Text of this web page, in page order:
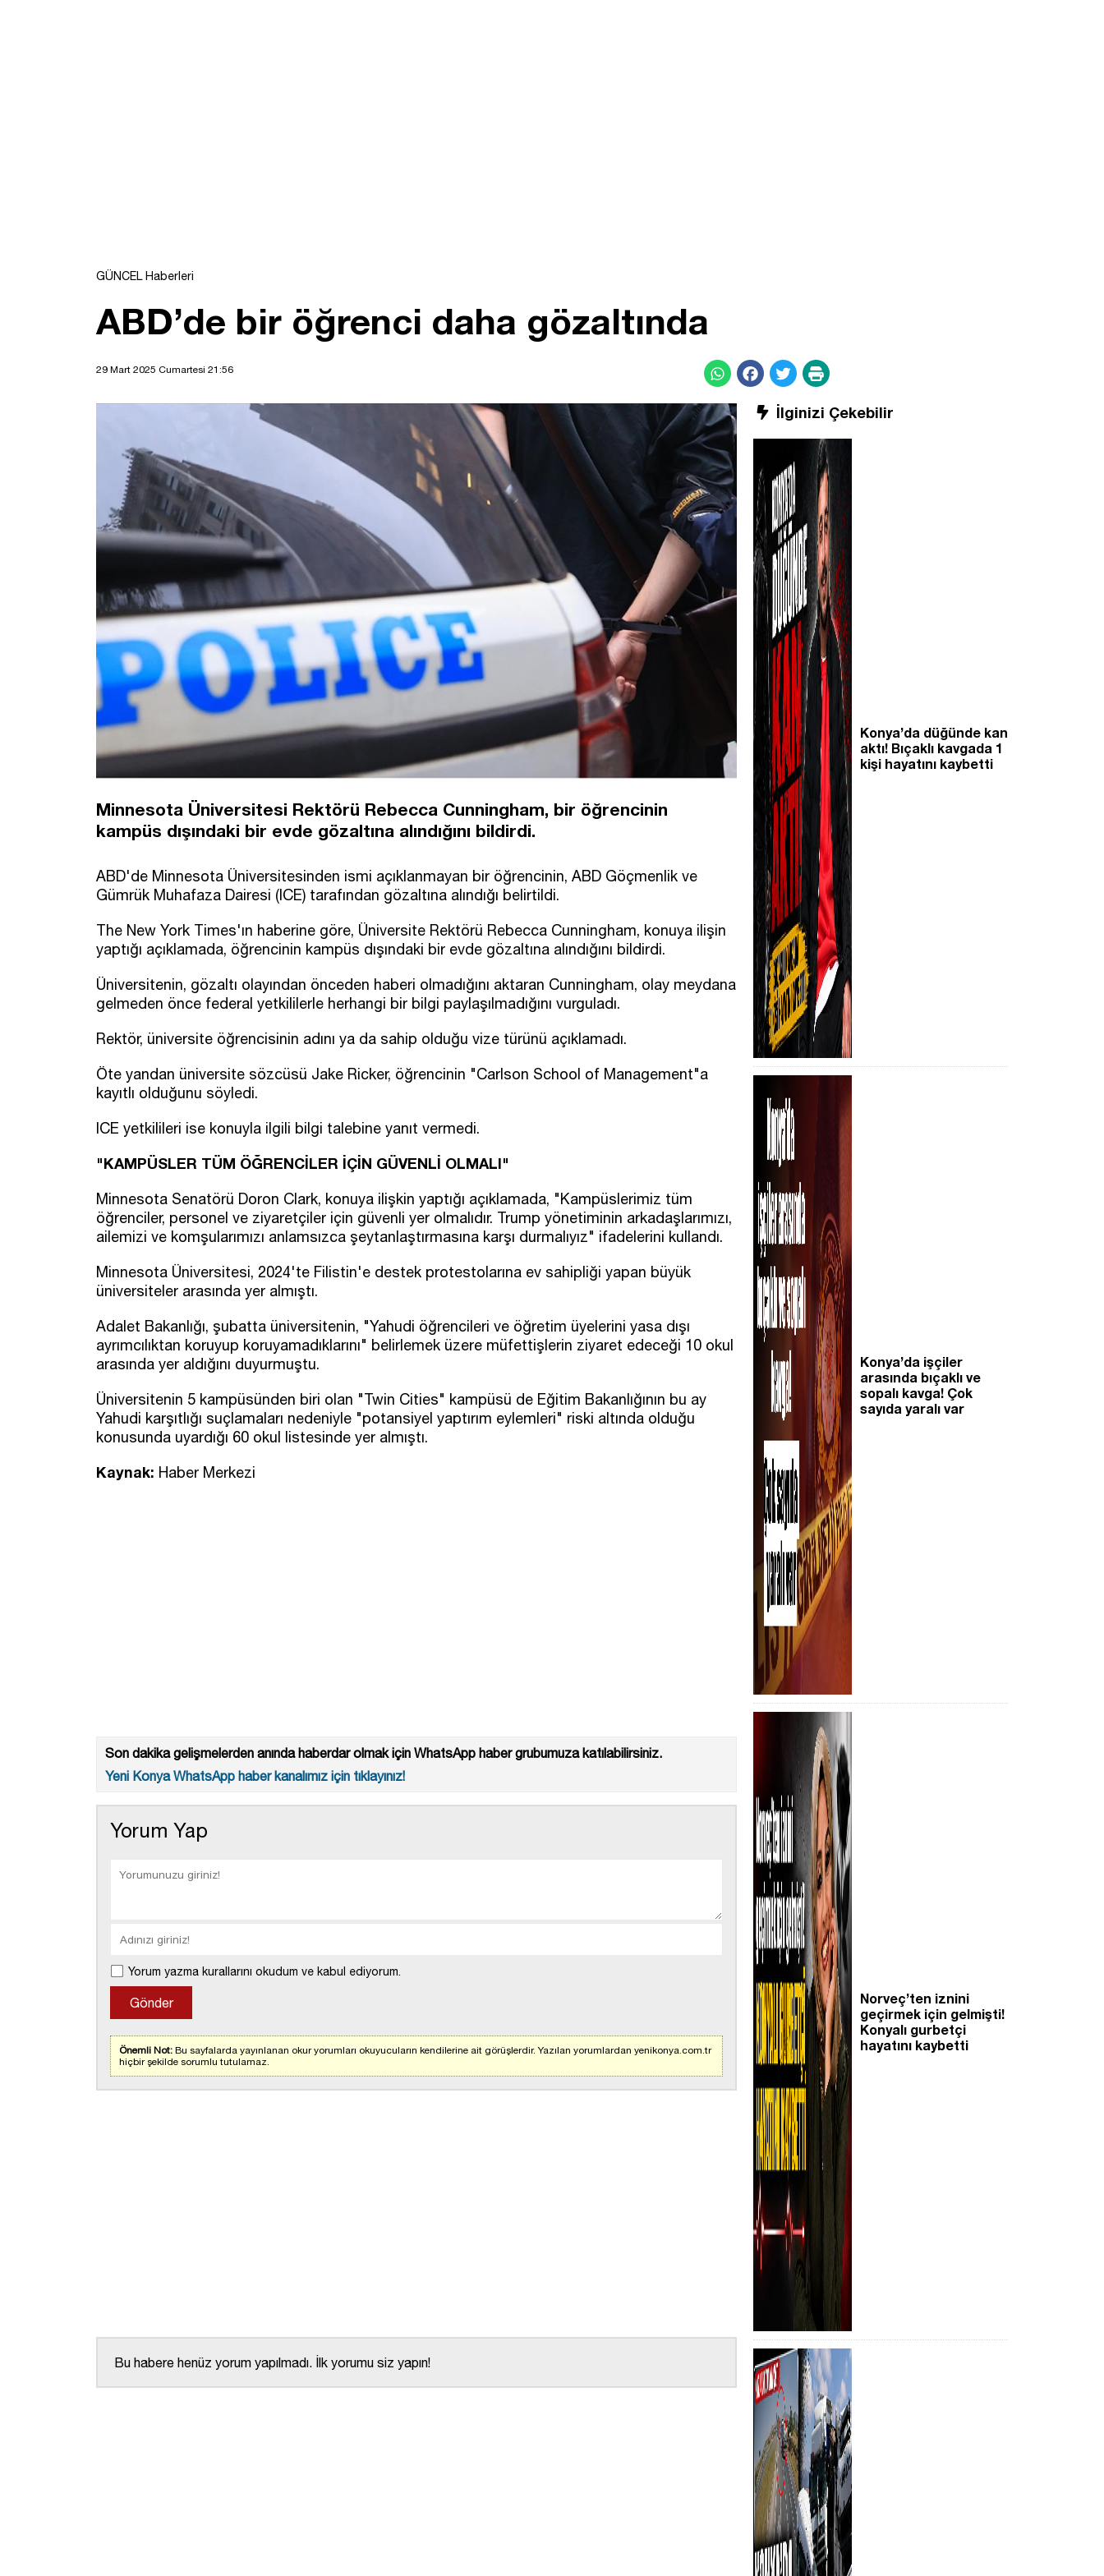
GÜNCEL Haberleri
ABD’de bir öğrenci daha gözaltında
29 Mart 2025 Cumartesi 21:56
Minnesota Üniversitesi Rektörü Rebecca Cunningham, bir öğrencinin
kampüs dışındaki bir evde gözaltına alındığını bildirdi.
ABD'de Minnesota Üniversitesinden ismi açıklanmayan bir öğrencinin, ABD Göçmenlik ve
Gümrük Muhafaza Dairesi (ICE) tarafından gözaltına alındığı belirtildi.
The New York Times'ın haberine göre, Üniversite Rektörü Rebecca Cunningham, konuya ilişin
yaptığı açıklamada, öğrencinin kampüs dışındaki bir evde gözaltına alındığını bildirdi.
Üniversitenin, gözaltı olayından önceden haberi olmadığını aktaran Cunningham, olay meydana
gelmeden önce federal yetkililerle herhangi bir bilgi paylaşılmadığını vurguladı.
Rektör, üniversite öğrencisinin adını ya da sahip olduğu vize türünü açıklamadı.
Öte yandan üniversite sözcüsü Jake Ricker, öğrencinin "Carlson School of Management"a
kayıtlı olduğunu söyledi.
ICE yetkilileri ise konuyla ilgili bilgi talebine yanıt vermedi.
"KAMPÜSLER TÜM ÖĞRENCİLER İÇİN GÜVENLİ OLMALI"
Minnesota Senatörü Doron Clark, konuya ilişkin yaptığı açıklamada, "Kampüslerimiz tüm
öğrenciler, personel ve ziyaretçiler için güvenli yer olmalıdır. Trump yönetiminin arkadaşlarımızı,
ailemizi ve komşularımızı anlamsızca şeytanlaştırmasına karşı durmalıyız" ifadelerini kullandı.
Minnesota Üniversitesi, 2024'te Filistin'e destek protestolarına ev sahipliği yapan büyük
üniversiteler arasında yer almıştı.
Adalet Bakanlığı, şubatta üniversitenin, "Yahudi öğrencileri ve öğretim üyelerini yasa dışı
ayrımcılıktan koruyup koruyamadıklarını" belirlemek üzere müfettişlerin ziyaret edeceği 10 okul
arasında yer aldığını duyurmuştu.
Üniversitenin 5 kampüsünden biri olan "Twin Cities" kampüsü de Eğitim Bakanlığının bu ay
Yahudi karşıtlığı suçlamaları nedeniyle "potansiyel yaptırım eylemleri" riski altında olduğu
konusunda uyardığı 60 okul listesinde yer almıştı.
Kaynak: Haber Merkezi
Son dakika gelişmelerden anında haberdar olmak için WhatsApp haber grubumuza katılabilirsiniz.
Yeni Konya WhatsApp haber kanalımız için tıklayınız!
Yorum Yap
Yorum yazma kurallarını okudum ve kabul ediyorum.
Önemli Not: Bu sayfalarda yayınlanan okur yorumları okuyucuların kendilerine ait görüşlerdir. Yazılan yorumlardan yenikonya.com.tr
hiçbir şekilde sorumlu tutulamaz.
Bu habere henüz yorum yapılmadı. İlk yorumu siz yapın!
İlginizi Çekebilir
Konya’da düğünde kan
aktı! Bıçaklı kavgada 1
kişi hayatını kaybetti
Konya’da işçiler
arasında bıçaklı ve
sopalı kavga! Çok
sayıda yaralı var
Norveç’ten iznini
geçirmek için gelmişti!
Konyalı gurbetçi
hayatını kaybetti